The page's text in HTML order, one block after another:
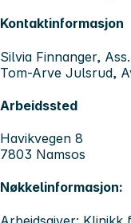
Kontaktinformasjon
Silvia Finnanger,
Tom-Arve Julsrud,
Arbeidssted
Havikvegen 8
7803 Namsos
Nøkkelinformasjon: